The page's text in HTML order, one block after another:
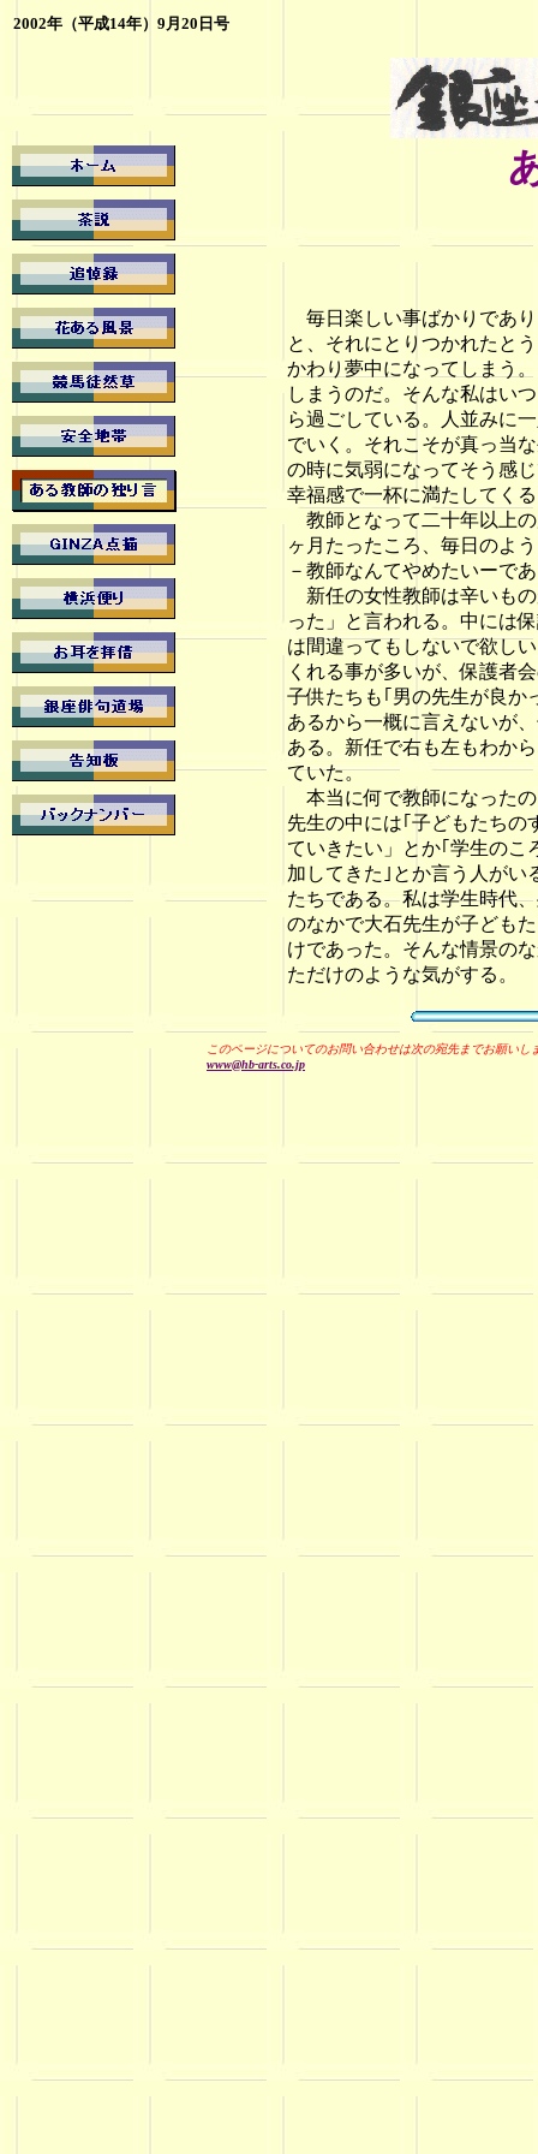
2002年（平成14年）9月20日号
毎日楽しい事ばかりであ
と、それにとりつかれたと
かわり夢中になってしまう
しまうのだ。そんな私はい
ら過ごしている。人並みに
でいく。それこそが真っ当
の時に気弱になってそう感
幸福感で一杯に満たしてく
教師となって二十年以上
ヶ月たったころ、毎日のよ
－教師なんてやめたいーで
新任の女性教師は辛いも
った」と言われる。中には
は間違ってもしないで欲し
くれる事が多いが、保護者
子供たちも｢男の先生が良か
あるから一概に言えないが
ある。新任で右も左もわか
ていた。
本当に何で教師になった
先生の中には｢子どもたちの
ていきたい」とか｢学生のこ
加してきた｣とか言う人がい
たちである。私は学生時代
のなかで大石先生が子ども
けであった。そんな情景の
ただけのような気がする。
このページについてのお問い合わせは次の宛先までお願いし
www@hb-arts.co.jp